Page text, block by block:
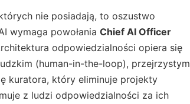
nie posiadają, to oszustwo
wymaga powołania Chief AI Officer
odpowiedzialności opiera się
(human-in-the-loop), przejrzystym
kuratora, który eliminuje projekty
z ludzi odpowiedzialności za ich